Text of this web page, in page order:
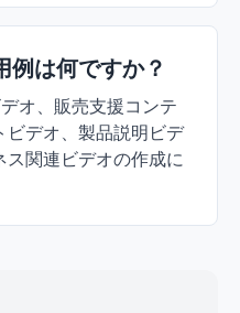
は何ですか？
オ、販売支援コンテ
ビデオ、製品説明ビデ
関連ビデオの作成に